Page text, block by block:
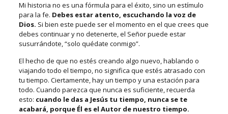
Mi historia no es una fórmula para el éxito, sino un estímulo
para la fe. Debes estar atento, escuchando la voz de
Dios. Si bien este puede ser el momento en el que crees que
debes continuar y no detenerte, el Señor puede estar
susurrándote, “solo quédate conmigo”.
El hecho de que no estés creando algo nuevo, hablando o
viajando todo el tiempo, no significa que estés atrasado con
tu tiempo. Ciertamente, hay un tiempo y una estación para
todo. Cuando parezca que nunca es suficiente, recuerda
esto: cuando le das a Jesús tu tiempo, nunca se te
acabará, porque Él es el Autor de nuestro tiempo.